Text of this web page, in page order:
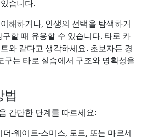
습니다.
해하거나, 인생의 선택을 탐색하거
할 때 유용할 수 있습니다. 타로 카
와 같다고 생각하세요. 초보자든 경
구는 타로 실습에서 구조와 명확성을
법
간단한 단계를 따르세요:
더-웨이트-스미스, 토트, 또는 마르세